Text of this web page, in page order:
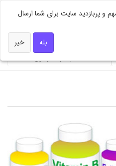
محاسبه گر فشار خون
و پربازدید سایت برای شما ارسال
بله
خیر